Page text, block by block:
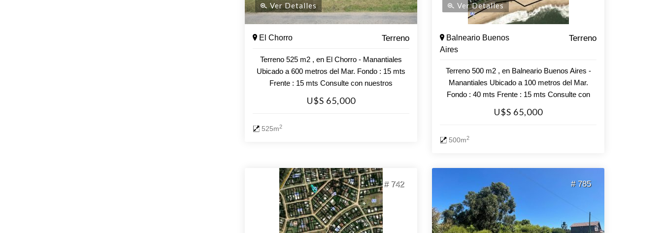
Ver Detalles
El Chorro Terreno
Terreno 525 m2 , en El Chorro - Manantiales
Ubicado a 600 metros del Mar. Fondo : 15 mts
Frente : 15 mts Consulte con nuestros
asesores.
U$S 65,000
525m2
Ver Detalles
Balneario Buenos
Aires
Terreno
Terreno 500 m2 , en Balneario Buenos Aires -
Manantiales Ubicado a 100 metros del Mar.
Fondo : 40 mts Frente : 15 mts Consulte con
nuestros asesores.
U$S 65,000
500m2
# 742 # 785